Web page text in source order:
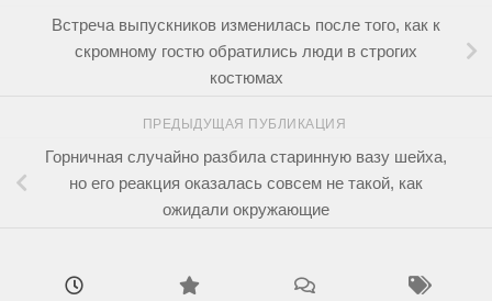
Встреча выпускников изменилась после того, как к
скромному гостю обратились люди в строгих
костюмах
ПРЕДЫДУЩАЯ ПУБЛИКАЦИЯ
Горничная случайно разбила старинную вазу шейха,
но его реакция оказалась совсем не такой, как
ожидали окружающие